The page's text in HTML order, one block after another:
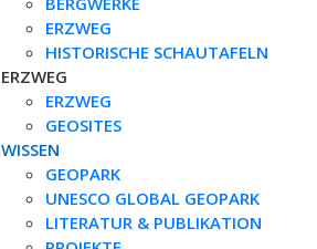
ERZWEG
HISTORISCHE SCHAUTAFELN
ERZWEG
ERZWEG
GEOSITES
WISSEN
GEOPARK
UNESCO GLOBAL GEOPARK
LITERATUR & PUBLIKATION